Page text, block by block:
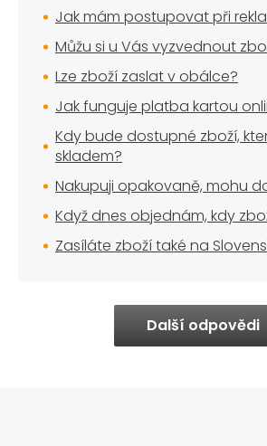
Jak mám postupovat při
Můžu si u Vás vyzvednout
Lze zboží zaslat v obálce?
Jak funguje platba kartou
Kdy bude dostupné zboží,
skladem?
Nakupuji opakovaně, mohu
Když dnes objednám, kdy
Zasíláte zboží také na
Další odpovědi